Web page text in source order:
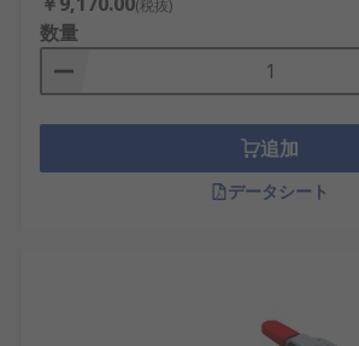
(税抜)
数量
追加
データシート